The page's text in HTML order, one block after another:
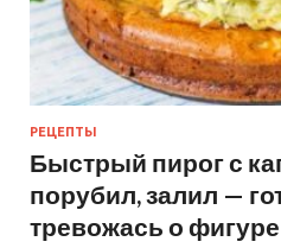
РЕЦЕПТЫ
Быстрый пирог с
порубил, залил —
тревожась о